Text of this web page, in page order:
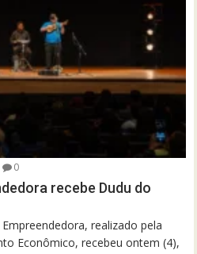
0
recebe Dudu do
realizado pela
Econômico, recebeu ontem (4),